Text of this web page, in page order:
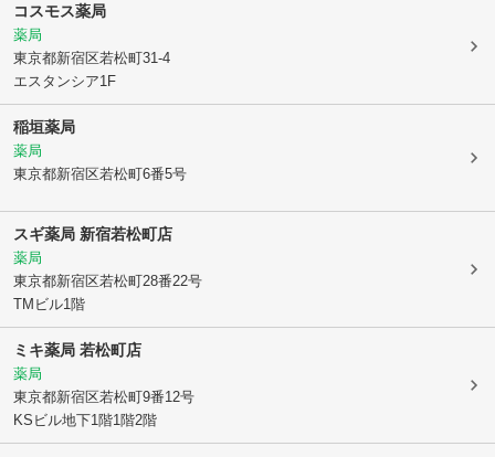
コスモス薬局
薬局
東京都新宿区若松町31-4
エスタンシア1F
稲垣薬局
薬局
東京都新宿区若松町6番5号
スギ薬局 新宿若松町店
薬局
東京都新宿区若松町28番22号
TMビル1階
ミキ薬局 若松町店
薬局
東京都新宿区若松町9番12号
KSビル地下1階1階2階